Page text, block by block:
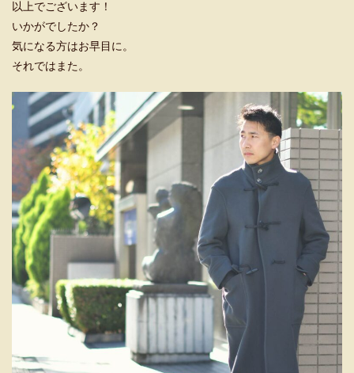
以上でございます！
いかがでしたか？
気になる方はお早目に。
それではまた。